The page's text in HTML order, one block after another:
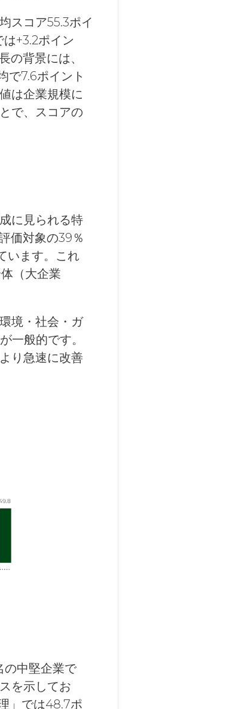
スコア55.3ポイ
+3.2ポイン
の背景には、
で7.6ポイント
は企業規模に
で、スコアの
に見られる特
価対象の39％
います。これ
（大企業
境・社会・ガ
一般的です。
り急速に改善
の中堅企業で
を示してお
」では48.7ポ